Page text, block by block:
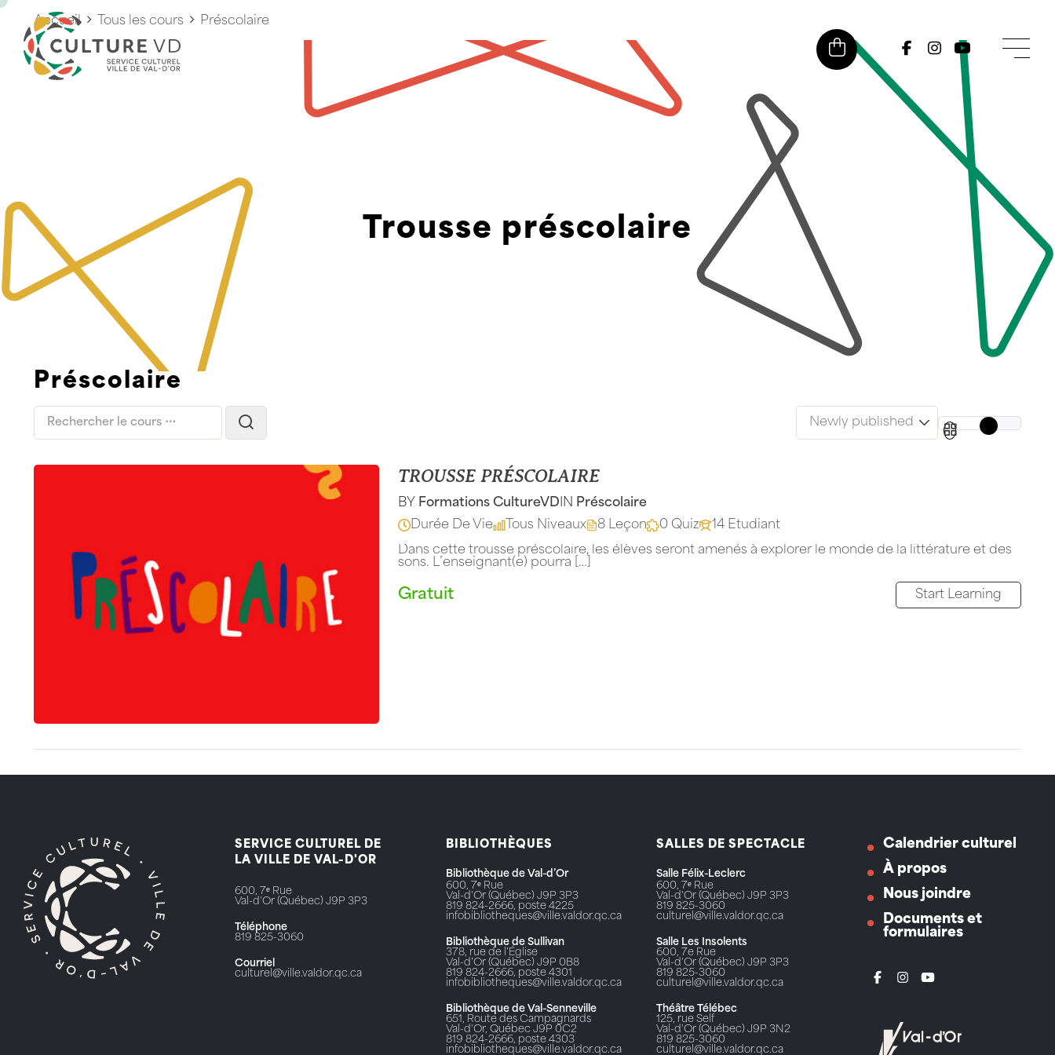
Accueil Tous les cours Préscolaire
Trousse préscolaire
Préscolaire
TROUSSE PRÉSCOLAIRE
BY Formations CultureVD IN Préscolaire
Durée De Vie
Tous Niveaux 8 Leçon 0 Quiz
14 Etudiant
Dans cette trousse préscolaire, les élèves seront amenés à explorer le monde de la littérature et des
sons. L’enseignant(e) pourra […]
Gratuit Start Learning
SERVICE CULTUREL DE
LA VILLE DE VAL-D'OR
600, 7ᵉ Rue
Val-d'Or (Québec) J9P 3P3
Téléphone
819 825-3060
Courriel
culturel@ville.valdor.qc.ca
BIBLIOTHÈQUES
Bibliothèque de Val-d’Or
600, 7ᵉ Rue
Val-d'Or (Québec) J9P 3P3
819 824-2666, poste 4225
infobibliotheques@ville.valdor.qc.ca
Bibliothèque de Sullivan
378, rue de l’Église
Val-d’Or (Québec) J9P 0B8
819 824-2666, poste 4301
infobibliotheques@ville.valdor.qc.ca
Bibliothèque de Val-Senneville
651, Route des Campagnards
Val-d'Or, Québec J9P 0C2
819 824-2666, poste 4303
infobibliotheques@ville.valdor.qc.ca
SALLES DE SPECTACLE
Salle Félix-Leclerc
600, 7ᵉ Rue
Val-d'Or (Québec) J9P 3P3
819 825-3060
culturel@ville.valdor.qc.ca
Salle Les Insolents
600, 7e Rue
Val-d'Or (Québec) J9P 3P3
819 825-3060
culturel@ville.valdor.qc.ca
Théâtre Télébec
125, rue Self
Val-d'Or (Québec) J9P 3N2
819 825-3060
culturel@ville.valdor.qc.ca
Calendrier culturel
À propos
Nous joindre
Documents et
formulaires